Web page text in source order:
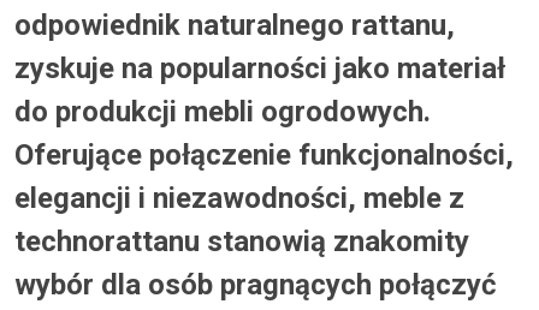
odpowiednik naturalnego rattanu,
zyskuje na popularności jako materiał
do produkcji mebli ogrodowych.
Oferujące połączenie funkcjonalności,
elegancji i niezawodności, meble z
technorattanu stanowią znakomity
wybór dla osób pragnących połączyć